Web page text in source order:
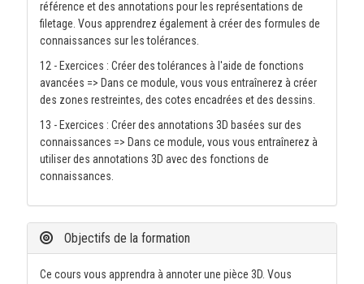
référence et des annotations pour les représentations de
filetage. Vous apprendrez également à créer des formules de
connaissances sur les tolérances.
12 - Exercices : Créer des tolérances à l'aide de fonctions
avancées => Dans ce module, vous vous entraînerez à créer
des zones restreintes, des cotes encadrées et des dessins.
13 - Exercices : Créer des annotations 3D basées sur des
connaissances => Dans ce module, vous vous entraînerez à
utiliser des annotations 3D avec des fonctions de
connaissances.
Objectifs de la formation
Ce cours vous apprendra à annoter une pièce 3D. Vous